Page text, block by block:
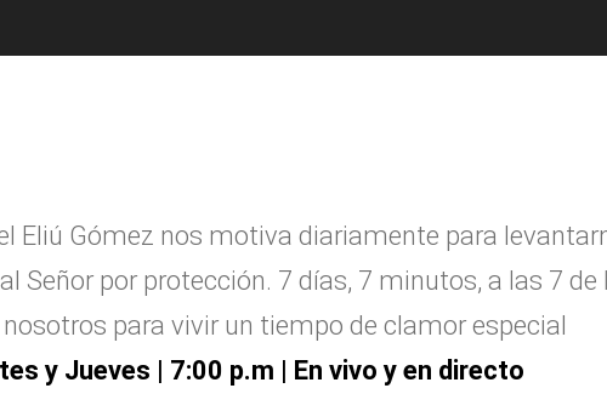
Eliú Gómez nos motiva diariamente para
Señor por protección. 7 días, 7 minutos, a las 7 de
para vivir un tiempo de clamor especial
y Jueves | 7:00 p.m | En vivo y en directo